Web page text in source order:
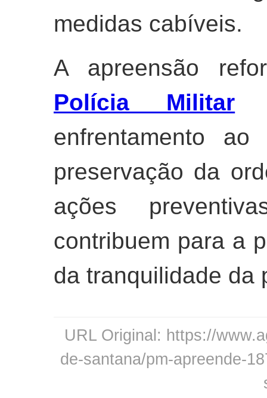
medidas cabíveis.
A apreensão
Polícia Militar
enfrentamento
preservação da
ações
contribuem para a
da tranquilidade da
URL Original: https://
de-santana/pm-apreende-